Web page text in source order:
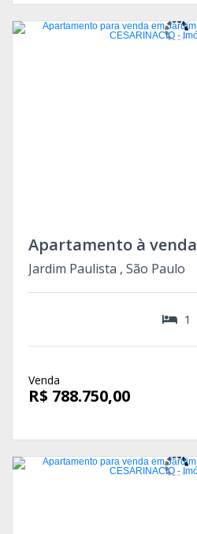
Apartamento à venda
Jardim Paulista , São Paulo
1
Venda
R$ 788.750,00